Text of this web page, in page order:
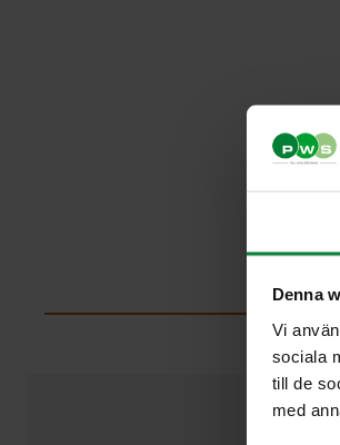
Denna
Vi
sociala
till de
med